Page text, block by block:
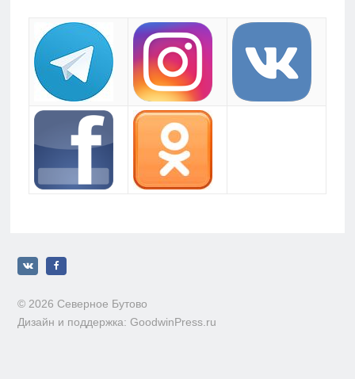
© 2026 Северное Бутово
Дизайн и поддержка: GoodwinPress.ru